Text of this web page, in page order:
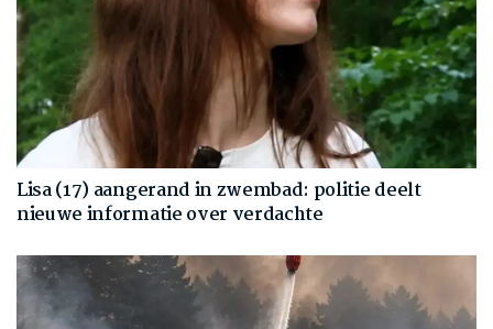
Lisa (17) aangerand in zwembad: politie deelt
nieuwe informatie over verdachte